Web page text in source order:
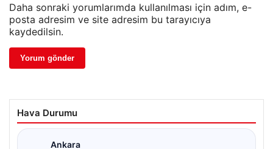
Daha sonraki yorumlarımda kullanılması için adım, e-
posta adresim ve site adresim bu tarayıcıya
kaydedilsin.
Hava Durumu
Ankara